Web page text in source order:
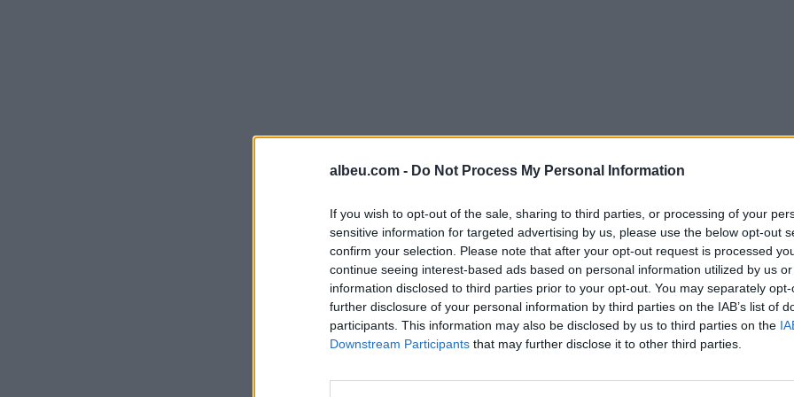
albeu.com - Do Not Process My Personal Information
If you wish to opt-out of the sale, sharing to third parties, or processing of your
sensitive information for targeted advertising by us, please use the below opt-out
confirm your selection. Please note that after your opt-out request is processed
continue seeing interest-based ads based on personal information utilized by us
information disclosed to third parties prior to your opt-out. You may separately
further disclosure of your personal information by third parties on the IAB’s list of
participants. This information may also be disclosed by us to third parties on the
Downstream Participants that may further disclose it to other third parties.